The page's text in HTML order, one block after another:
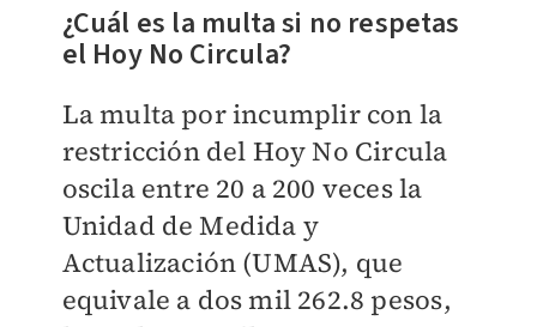
¿Cuál es la multa si no respetas
el Hoy No Circula?
La multa por incumplir con la
restricción del Hoy No Circula
oscila entre 20 a 200 veces la
Unidad de Medida y
Actualización (UMAS), que
equivale a dos mil 262.8 pesos,